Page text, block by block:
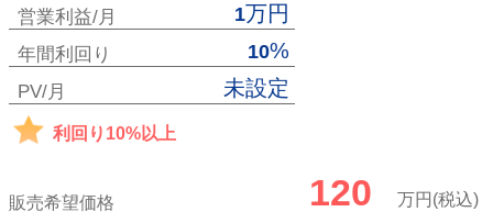
営業利益/月 1万円
年間利回り 10%
PV/月 未設定
利回り10%以上
販売希望価格 120 万円(税込)